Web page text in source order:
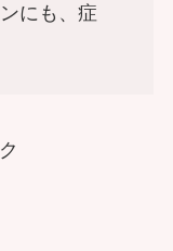
にも、症